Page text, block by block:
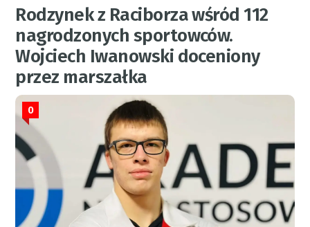
Rodzynek z Raciborza wśród 112
nagrodzonych sportowców.
Wojciech Iwanowski doceniony
przez marszałka
0